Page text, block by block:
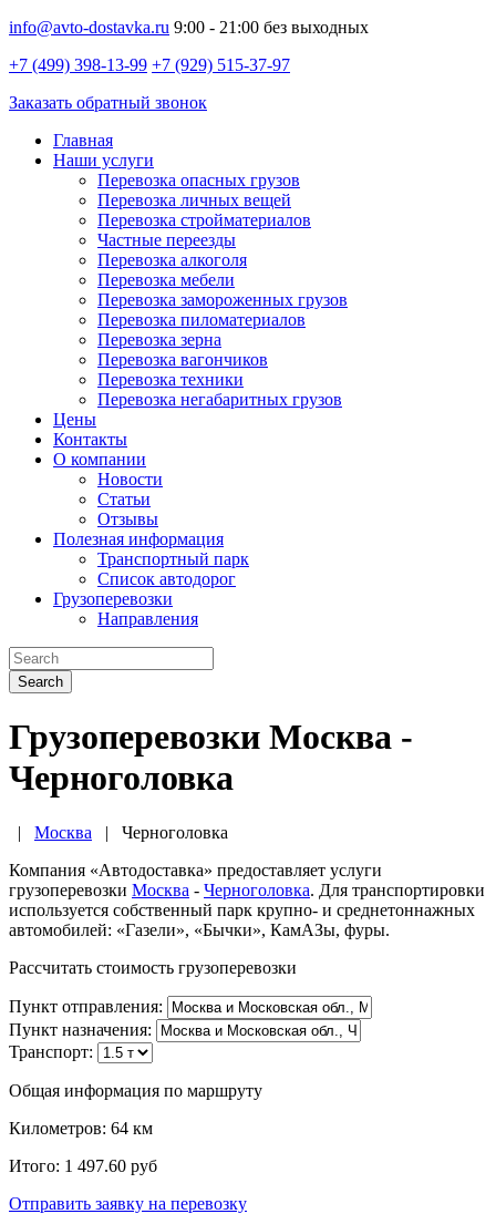
info@avto-dostavka.ru 9:00 - 21:00 без выходных
+7 (499) 398-13-99 +7 (929) 515-37-97
Заказать обратный звонок
Главная
Наши услуги
Перевозка опасных грузов
Перевозка личных вещей
Перевозка стройматериалов
Частные переезды
Перевозка алкоголя
Перевозка мебели
Перевозка замороженных грузов
Перевозка пиломатериалов
Перевозка зерна
Перевозка вагончиков
Перевозка техники
Перевозка негабаритных грузов
Цены
Контакты
О компании
Новости
Статьи
Отзывы
Полезная информация
Транспортный парк
Список автодорог
Грузоперевозки
Направления
Search
Грузоперевозки Москва -
Черноголовка
| Москва | Черноголовка
Компания «Автодоставка» предоставляет услуги
грузоперевозки Москва - Черноголовка. Для транспортировки
используется собственный парк крупно- и среднетоннажных
автомобилей: «Газели», «Бычки», КамАЗы, фуры.
Рассчитать стоимость грузоперевозки
Пункт отправления:
Пункт назначения:
Транспорт:
Общая информация по маршруту
Километров: 64 км
Итого: 1 497.60 руб
Отправить заявку на перевозку